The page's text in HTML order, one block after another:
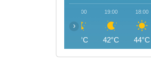
18:00
44°C
19:00
42°C
20:00
40°C
‹